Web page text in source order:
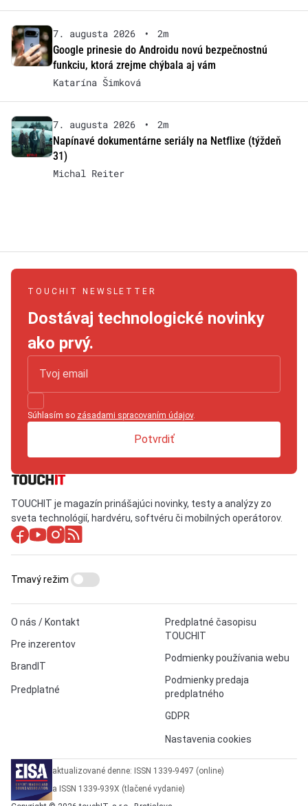
7. augusta 2026 •
2m
Google prinesie do Androidu novú bezpečnostnú
funkciu, ktorá zrejme chýbala aj vám
Katarína Šimková
7. augusta 2026 •
2m
Napínavé dokumentárne seriály na Netflixe (týždeň
31)
Michal Reiter
TOUCHIT NEWSLETTER
Dostávaj technologické novinky
ako prvý.
Súhlasím so zásadami spracovaním údajov.
Potvrdiť
TOUCHIT je magazín prinášajúci novinky, testy a analýzy zo
sveta technológií, hardvéru, softvéru či mobilných operátorov.
O nás / Kontakt
Pre inzerentov
BrandIT
Predplatné
Predplatné časopisu
TOUCHIT
Podmienky používania webu
Podmienky predaja
predplatného
GDPR
Nastavenia cookies
Tmavý režim
aktualizované denne: ISSN 1339-9497 (online)
a ISSN 1339-939X (tlačené vydanie)